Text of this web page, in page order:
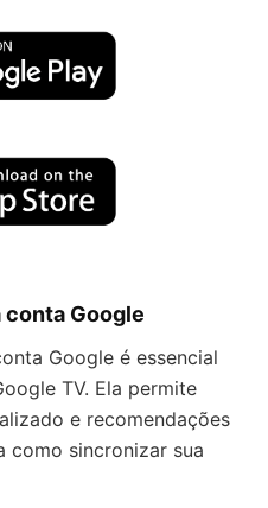
Google
Google é essencial
TV. Ela permite
e recomendações
como sincronizar sua